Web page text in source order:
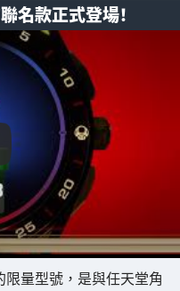
名款正式登場！
量型號，是與任天堂角